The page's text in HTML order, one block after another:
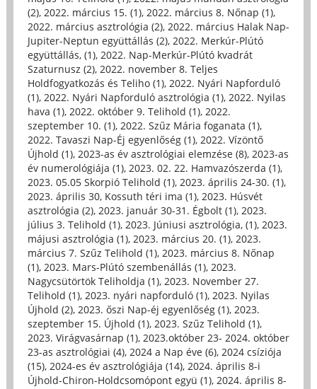
(2), 2022. március 15. (1), 2022. március 8. Nőnap (1),
2022. március asztrológia (2), 2022. március Halak Nap-
Jupiter-Neptun együttállás (2), 2022. Merkúr-Plútó
együttállás, (1), 2022. Nap-Merkúr-Plútó kvadrát
Szaturnusz (2), 2022. november 8. Teljes
Holdfogyatkozás és Teliho (1), 2022. Nyári Napforduló
(1), 2022. Nyári Napforduló asztrológia (1), 2022. Nyilas
hava (1), 2022. október 9. Telihold (1), 2022.
szeptember 10. (1), 2022. Szűz Mária foganata (1),
2022. Tavaszi Nap-Éj egyenlőség (1), 2022. Vízöntő
Újhold (1), 2023-as év asztrológiai elemzése (8), 2023-as
év numerológiája (1), 2023. 02. 22. Hamvazószerda (1),
2023. 05.05 Skorpió Telihold (1), 2023. április 24-30. (1),
2023. április 30, Kossuth téri ima (1), 2023. Húsvét
asztrológia (2), 2023. január 30-31. Égbolt (1), 2023.
július 3. Telihold (1), 2023. Júniusi asztrológia, (1), 2023.
májusi asztrológia (1), 2023. március 20. (1), 2023.
március 7. Szűz Telihold (1), 2023. március 8. Nőnap
(1), 2023. Mars-Plútó szembenállás (1), 2023.
Nagycsütörtök Teliholdja (1), 2023. November 27.
Telihold (1), 2023. nyári napforduló (1), 2023. Nyilas
Újhold (2), 2023. őszi Nap-éj egyenlőség (1), 2023.
szeptember 15. Újhold (1), 2023. Szűz Telihold (1),
2023. Virágvasárnap (1), 2023.október 23- 2024. október
23-as asztrológiai (4), 2024 a Nap éve (6), 2024 csíziója
(15), 2024-es év asztrológiája (14), 2024. április 8-i
Újhold-Chiron-Holdcsomópont együ (1), 2024. április 8-